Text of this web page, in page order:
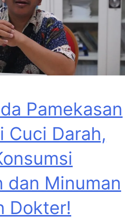
Pamekasan
Cuci Darah,
dan Minuman
Dokter!